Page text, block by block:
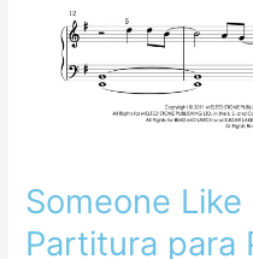
Someone Like
Partitura para